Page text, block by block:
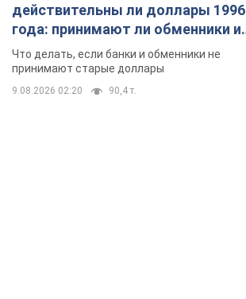
действительны ли доллары 1996
года: принимают ли обменники и
банки такие купюры
Что делать, если банки и обменники не
принимают старые доллары
9.08.2026 02:20 90,4 т.